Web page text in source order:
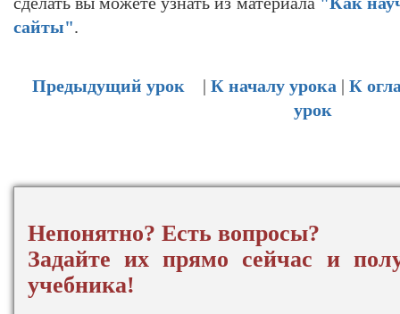
сайты".
Предыдущий урок | К началу урока | К
урок
Непонятно? Есть вопросы?
Задайте их прямо сейчас и
учебника!